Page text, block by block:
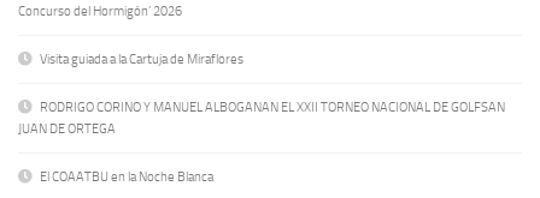
Concurso del Hormigón’ 2026
Visita guiada a la Cartuja de Miraflores
RODRIGO CORINO Y MANUEL ALBOGANAN EL XXII TORNEO NACIONAL DE GOLFSAN
JUAN DE ORTEGA
El COAATBU en la Noche Blanca